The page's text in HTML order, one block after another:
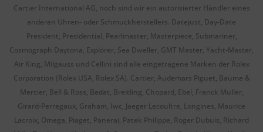
Cartier International AG, noch sind wir ein autorisierter Händler eines
anderen Uhren- oder Schmuckherstellers. Datejust, Day-Date
President, Presidential, Pearlmaster, Masterpiece, Submariner,
Cosmograph Daytona, Explorer, Sea Dweller, GMT Master, Yacht-Master,
Air King, Milgauss und Cellini sind alle eingetragene Marken der Rolex
Corporation (Rolex USA, Rolex SA). Cartier, Audemars Piguet, Baume &
Mercier, Bell & Ross, Bedat, Breitling, Chopard, Ebel, Franck Muller,
Girard-Perregaux, Graham, Iwc, Jaeger Lecoultre, Longines, Maurice
Lacroix, Omega, Piaget, Panerai, Patek Philippe, Roger Dubuis, Richard